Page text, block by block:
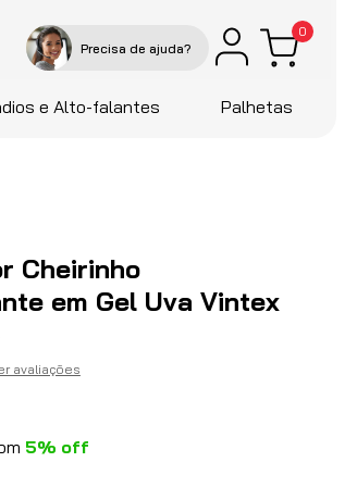
0
e Alto-falantes Palhetas
Cheirinho
em Gel Uva Vintex
avaliações
5% off